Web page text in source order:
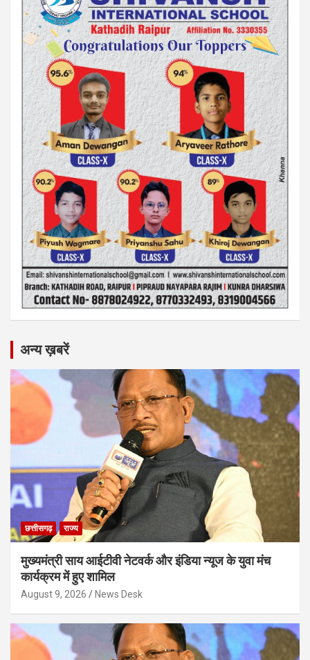
अन्य ख़बरें
छत्तीसगढ़ राज्य
मुख्यमंत्री साय आईटीवी नेटवर्क और इंडिया न्यूज के युवा मंच
कार्यक्रम में हुए शामिल
August 9, 2026 News Desk